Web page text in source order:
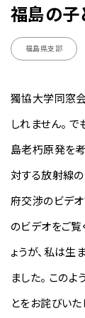
福島の子
福島県支部
獨協大学同窓会
しれません。
島老朽原発を考
対する放射線
府交渉のビデ
のビデオをご
ょうが、私は生
ました。 この
とをお詫びいた